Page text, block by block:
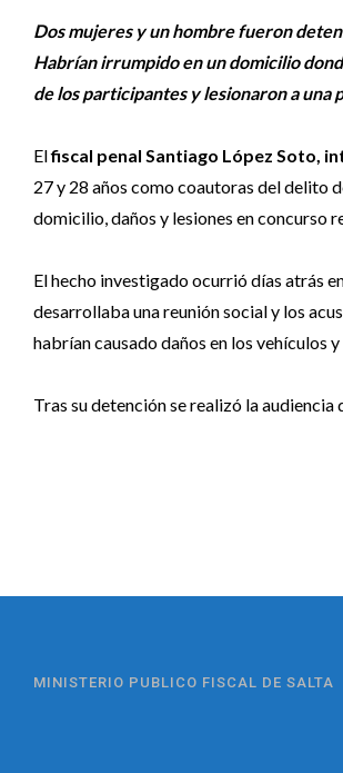
Dos mujeres y un hombre fueron
Habrían irrumpido en un domicilio
de los participantes y lesionaron a una
Elfiscal penal Santiago López Soto,
27 y 28 años como coautoras del delito
domicilio, daños y lesiones en concurso
El hecho investigado ocurrió días atrás
desarrollaba una reunión social y los
habrían causado daños en los vehículos
Tras su detención se realizó la
MINISTERIO PUBLICO FISCAL DE SALTA